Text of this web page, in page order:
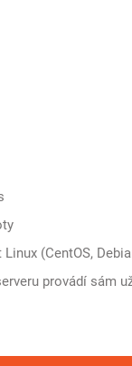
(CentOS,
provádí sám